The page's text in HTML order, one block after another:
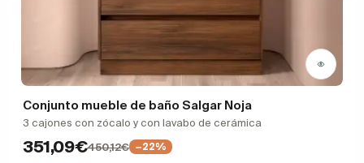
Conjunto mueble de baño Salgar Noja
3 cajones con zócalo y con lavabo de cerámica
351,09€450,12€ −22%